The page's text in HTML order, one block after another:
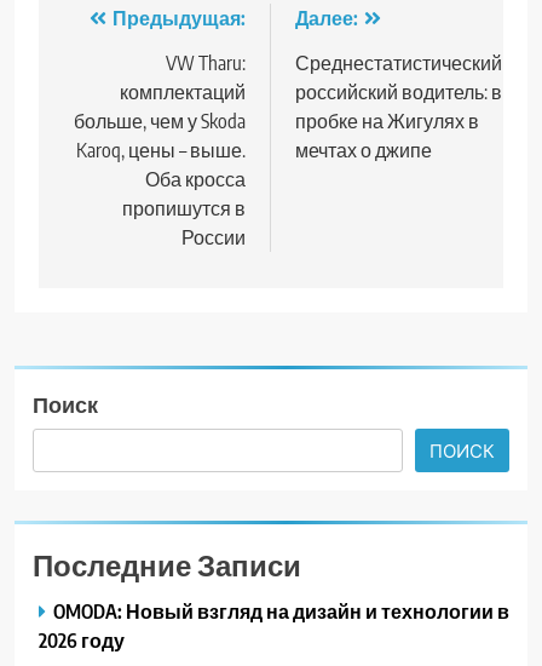
Навигация
записям
Предыдущая:
VW Tharu:
комплектаций
больше, чем у Skoda
Karoq, цены – выше.
Оба кросса
пропишутся в
России
Далее:
Среднестатистический
российский водитель: в
пробке на Жигулях в
мечтах о джипе
Поиск
ПОИСК
Последние Записи
OMODA: Новый взгляд на дизайн и технологии в
2026 году